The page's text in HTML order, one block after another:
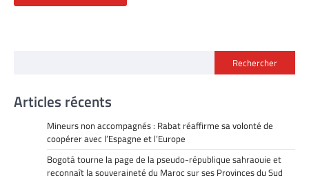
Rechercher
Articles récents
Mineurs non accompagnés : Rabat réaffirme sa volonté de
coopérer avec l’Espagne et l’Europe
Bogotá tourne la page de la pseudo-république sahraouie et
reconnaît la souveraineté du Maroc sur ses Provinces du Sud